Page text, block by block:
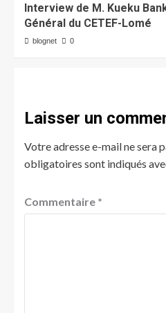
Interview de M. Kueku
Général du CETEF-Lomé
blognet 0
Laisser un
Votre adresse e-mail ne sera
obligatoires sont indiqués
Commentaire *